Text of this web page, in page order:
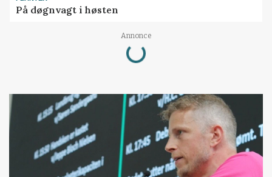
På døgnvagt i høsten
Annonce
Loading...